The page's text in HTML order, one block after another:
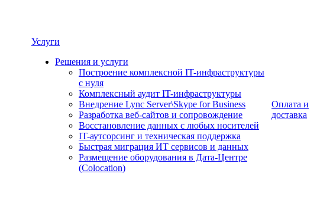
Услуги
Решения и услуги
Построение комплексной IT-инфраструктуры
с нуля
Комплексный аудит IT-инфраструктуры
Внедрение Lync Server\Skype for Business
Разработка веб-сайтов и сопровождение
Восстановление данных с любых носителей
IT-аутсорсинг и техническая поддержка
Быстрая миграция ИТ сервисов и данных
Размещение оборудования в Дата-Центре
(Colocation)
Оплата и
доставка